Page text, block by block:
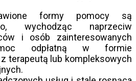
formy pomocy są
wychodząc naprzeciw
i osób zainteresowanych
odpłatną w formie
terapeutą lub kompleksowych